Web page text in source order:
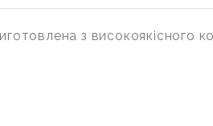
з високоякісного